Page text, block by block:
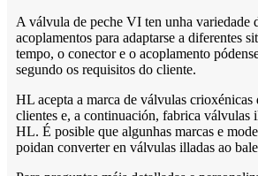
A válvula de peche VI ten unha variedade
acoplamentos para adaptarse a diferentes
tempo, o conector e o acoplamento
segundo os requisitos do cliente.
HL acepta a marca de válvulas crioxénicas
clientes e, a continuación, fabrica válvulas
HL. É posible que algunhas marcas e
poidan converter en válvulas illadas ao